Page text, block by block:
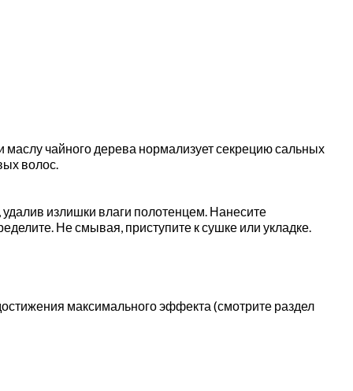
чайного дерева нормализует секрецию сальных
волос.
излишки влаги полотенцем. Нанесите
Не смывая, приступите к сушке или укладке.
максимального эффекта (смотрите раздел